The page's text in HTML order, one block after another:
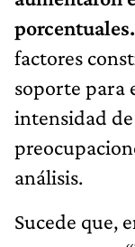
porcentuales.
factores
soporte para
intensidad
análisis.
Sucede que,